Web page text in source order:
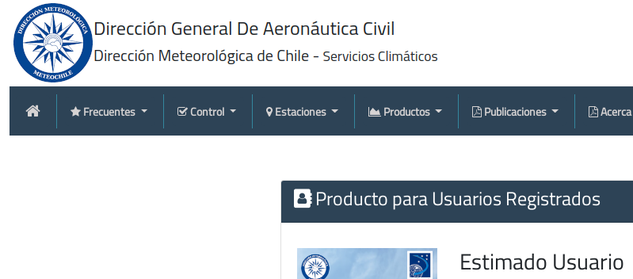
Frecuentes Control Estaciones Productos Publicaciones Acerca
Producto para Usuarios Registrados
Estimado Usuario